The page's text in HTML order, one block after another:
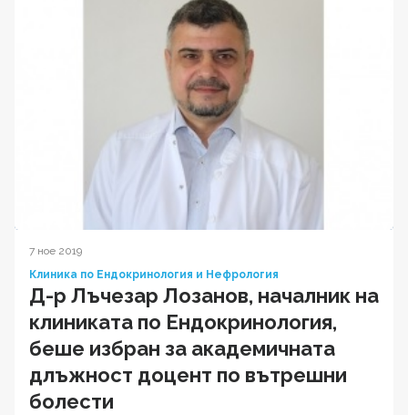
7 ное 2019
Клиника по Ендокринология и Нефрология
Д-р Лъчезар Лозанов, началник на
клиниката по Ендокринология,
беше избран за академичната
длъжност доцент по вътрешни
болести